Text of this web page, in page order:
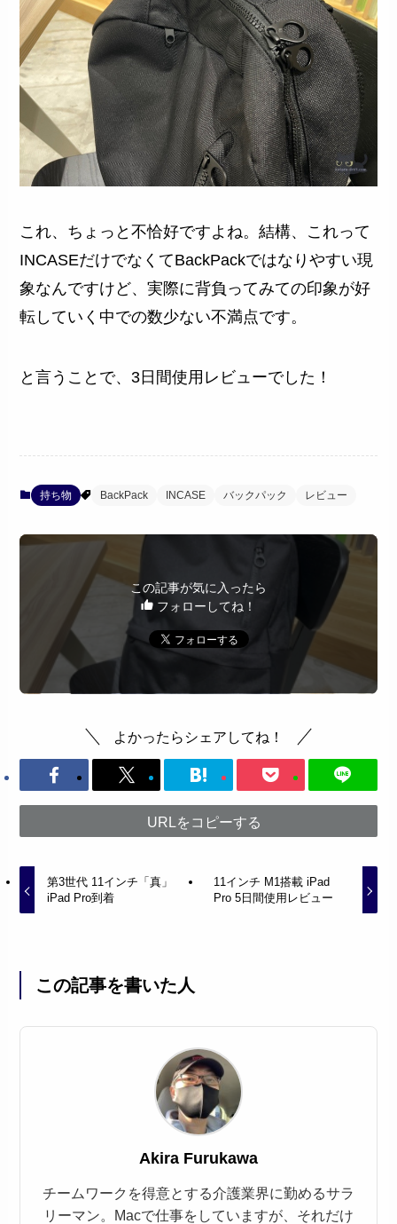
これ、ちょっと不恰好ですよね。結構、これって
INCASEだけでなくてBackPackではなりやすい現
象なんですけど、実際に背負ってみての印象が好
転していく中での数少ない不満点です。
と言うことで、3日間使用レビューでした！
持ち物 BackPack INCASE バックパック レビュー
この記事が気に入ったら
フォローしてね！
よかったらシェアしてね！
URLをコピーする
第3世代 11インチ「真」
iPad Pro到着
11インチ M1搭載 iPad
Pro 5日間使用レビュー
この記事を書いた人
Akira Furukawa
チームワークを得意とする介護業界に勤めるサラ
リーマン。Macで仕事をしていますが、それだけ